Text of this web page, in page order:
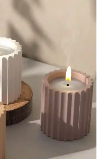
Lost your password?